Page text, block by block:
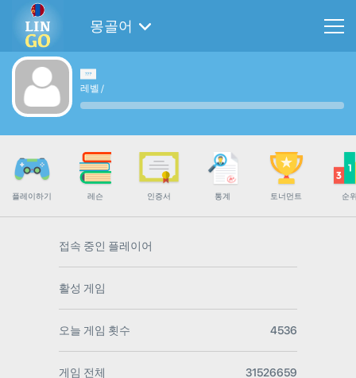
몽골어
레벨 /
플레이하기 레슨 인증서 통계 토너먼트 순
접속 중인 플레이어
활성 게임
오늘 게임 횟수 4536
게임 전체 31526659